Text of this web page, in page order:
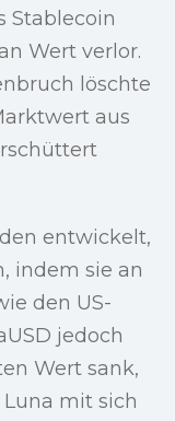
Stablecoin
Wert verlor.
löschte
aus
entwickelt,
indem sie an
den US-
jedoch
Wert sank,
mit sich